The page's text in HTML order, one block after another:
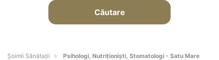
Căutare
Şoimii Sănătații Psihologi, Nutriționiști, Stomatologi - Satu Mare